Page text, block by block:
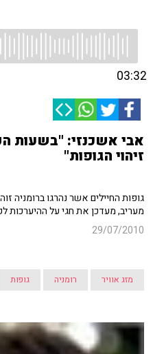
03:32
אבי אשכנזי: "בשעות
זיהוי הגופות"
גופות החיילים אשר נהרגו ברומניה
מעריב, מעדכן את חגי על ההיערכות
29/07/2010
מזג אוויר רומניה גופות